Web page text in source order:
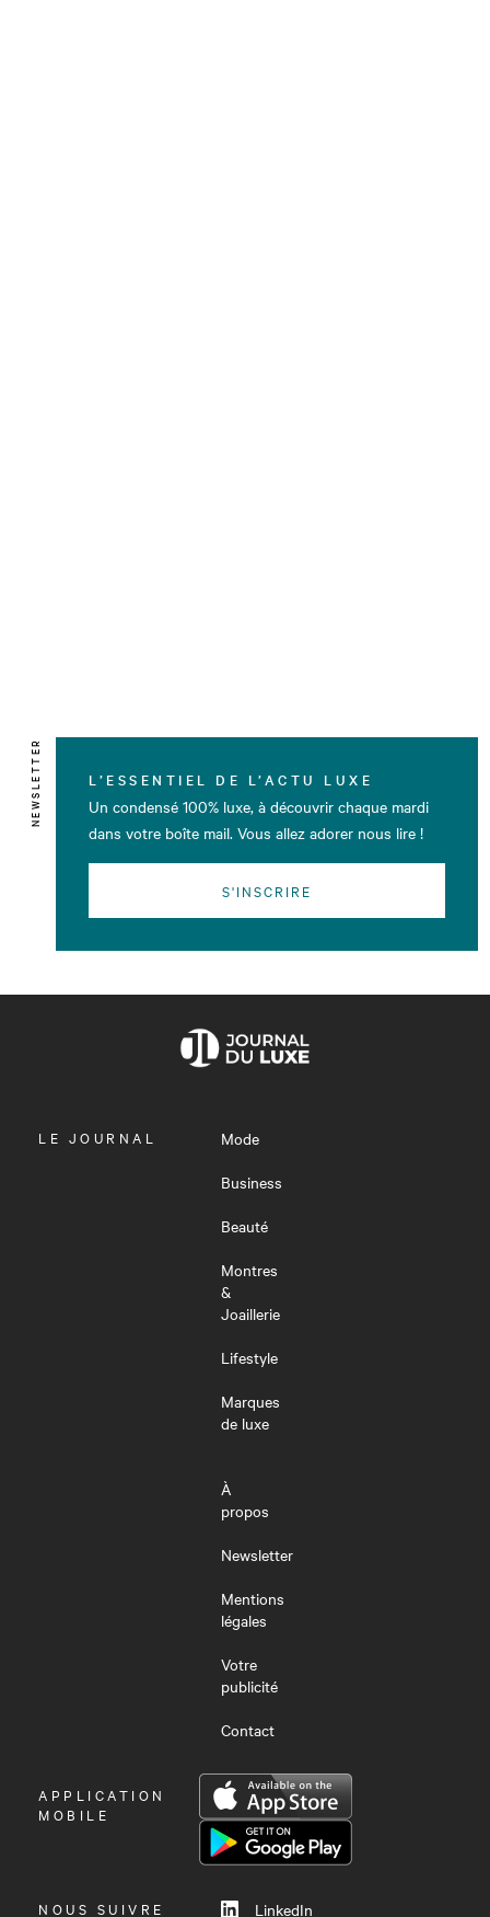
NEWSLETTER L’ESSENTIEL DE L’ACTU LUXE
Un condensé 100% luxe, à découvrir chaque mardi
dans votre boîte mail. Vous allez adorer nous lire !
S'INSCRIRE
OUVRIR
LE JOURNAL
Mode
Business
Beauté
Montres
&
Joaillerie
Lifestyle
Marques
de luxe
À
propos
Newsletter
Mentions
légales
Votre
publicité
Contact
OUVRIR
LE
APPLICATION
MOBILE
NOUS SUIVRE LinkedIn